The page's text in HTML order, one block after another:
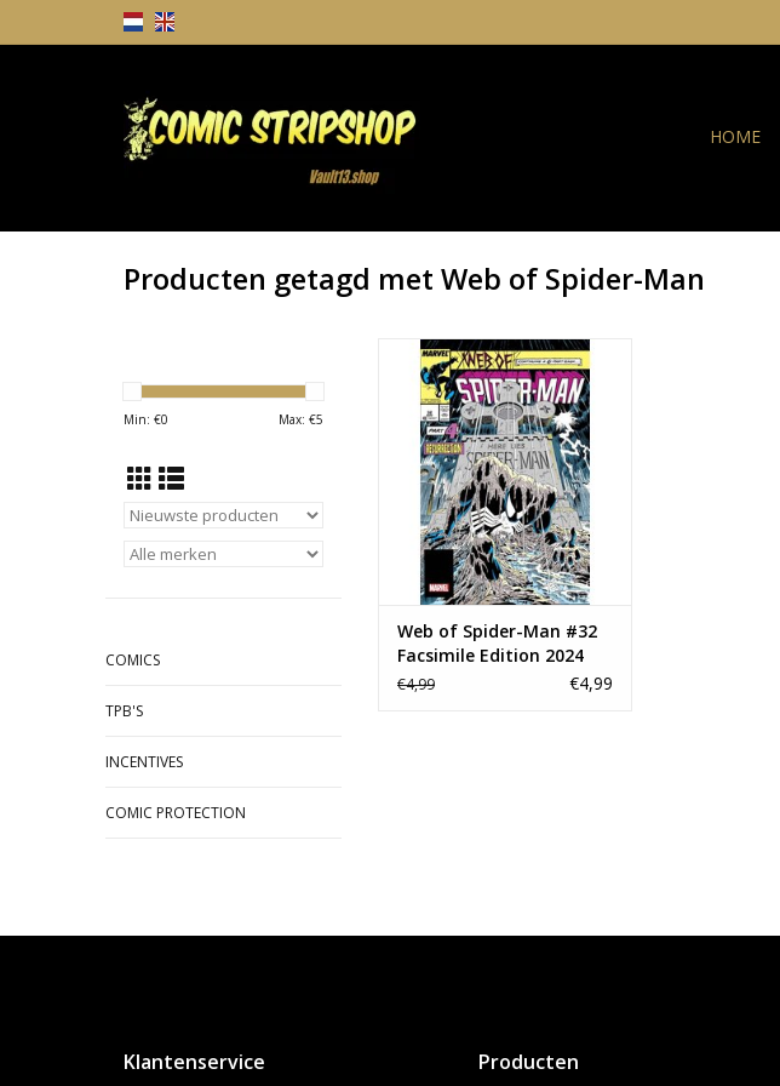
HOME
Producten getagd met Web of Spider-Man
Min: €0 Max: €5
COMICS
TPB'S
INCENTIVES
COMIC PROTECTION
Web of Spider-Man #32 Facsimile
Edition 2024
TOEVOEGEN AAN WINKELWAGEN
Web of Spider-Man #32
Facsimile Edition 2024
€4,99 €4,99
Klantenservice Producten